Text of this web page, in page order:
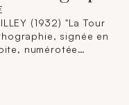
(1932) "La Tour
signée en
numérotée